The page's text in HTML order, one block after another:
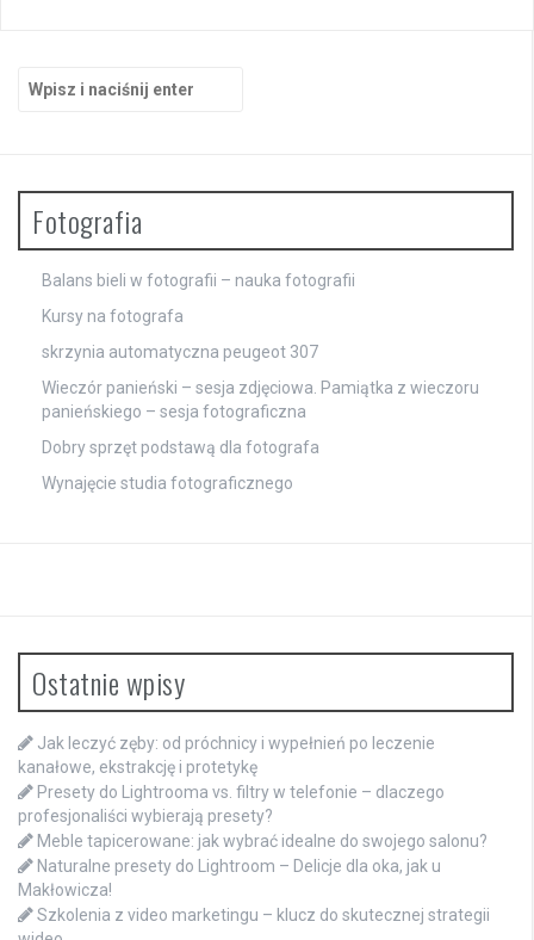
Fotografia
Balans bieli w fotografii – nauka fotografii
Kursy na fotografa
skrzynia automatyczna peugeot 307
Wieczór panieński – sesja zdjęciowa. Pamiątka z wieczoru
panieńskiego – sesja fotograficzna
Dobry sprzęt podstawą dla fotografa
Wynajęcie studia fotograficznego
Ostatnie wpisy
Jak leczyć zęby: od próchnicy i wypełnień po leczenie
kanałowe, ekstrakcję i protetykę
Presety do Lightrooma vs. filtry w telefonie – dlaczego
profesjonaliści wybierają presety?
Meble tapicerowane: jak wybrać idealne do swojego salonu?
Naturalne presety do Lightroom – Delicje dla oka, jak u
Makłowicza!
Szkolenia z video marketingu – klucz do skutecznej strategii